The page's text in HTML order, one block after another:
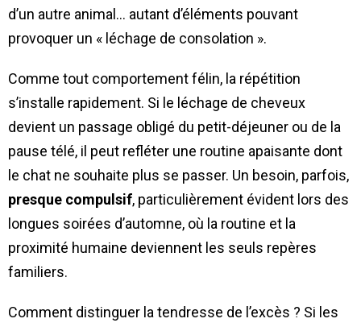
d’un autre animal… autant d’éléments pouvant
provoquer un « léchage de consolation ».
Comme tout comportement félin, la répétition
s’installe rapidement. Si le léchage de cheveux
devient un passage obligé du petit-déjeuner ou de la
pause télé, il peut refléter une routine apaisante dont
le chat ne souhaite plus se passer. Un besoin, parfois,
presque compulsif, particulièrement évident lors des
longues soirées d’automne, où la routine et la
proximité humaine deviennent les seuls repères
familiers.
Comment distinguer la tendresse de l’excès ? Si les